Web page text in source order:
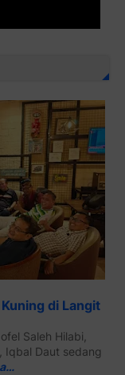
di Langit
Saleh Hilabi,
Iqbal Daut sedang